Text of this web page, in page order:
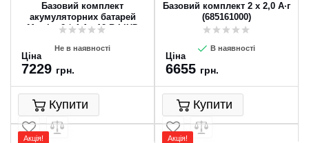
Базовий комплект
акумуляторних батарей
Metabo 2 * 4 Ач 12 В LiHD
Не в наявності
Ціна
7229 грн.
Купити
Базовий комплект 2 x 2,0 А·г
(685161000)
В наявності
Ціна
6655 грн.
Купити
Акція! Акція!